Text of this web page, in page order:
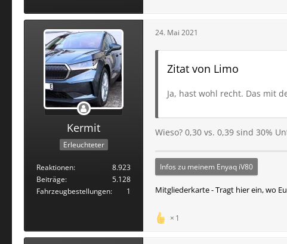
Kermit
Erleuchteter
Reaktionen
8.923
Beiträge
5.128
Fahrzeugbestellungen
1
24. Mai 2021
Zitat von Limo
Ja, hast wohl recht. Das mit
Wieso? 0,30 vs. 0,39 sind 30%
Infos zu meinem Enyaq iV80
Mitgliederkarte - Tragt hier ein, wo
1